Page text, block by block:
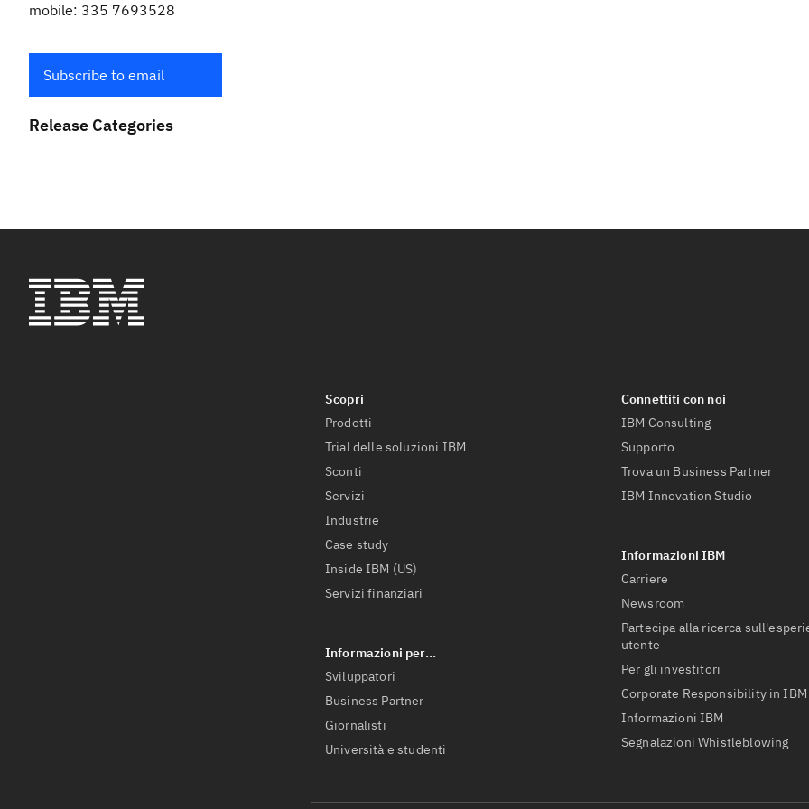
mobile: 335 7693528
Subscribe to email
Release Categories
Prodotti
Trial delle soluzioni IBM
Sconti
Servizi
Industrie
Case study
Inside IBM (US)
Servizi finanziari
Sviluppatori
Business Partner
Giornalisti
Università e studenti
IBM Consulting
Supporto
Trova un Business Partner
IBM Innovation Studio
Carriere
Newsroom
Partecipa alla ricerca
utente
Per gli investitori
Corporate Responsibility in IBM
Informazioni IBM
Segnalazioni Whistleblowing